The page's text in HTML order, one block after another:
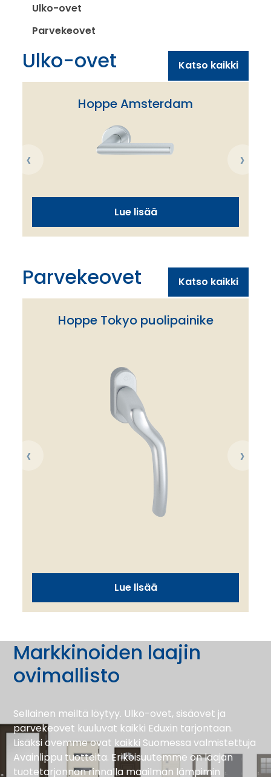
Ulko-ovet
Parvekeovet
Ulko-ovet Katso kaikki
‹
Hoppe Amsterdam
Lue lisää
›
Parvekeovet Katso kaikki
‹
Hoppe Tokyo puolipainike
Lue lisää
›
Markkinoiden laajin
ovimallisto
Sellainen meiltä löytyy. Ulko-ovet, sisäovet ja
parvekeovet kuuluvat kaikki Eduxin tarjontaan.
Lisäksi ovemme ovat kaikki Suomessa valmistettuja
Avainlippu tuotteita. Erikoisuutemme on laajan
tuotetarjonnan rinnalla maailman lämpimin